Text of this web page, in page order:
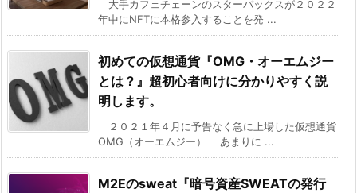
大手カフェチェーンのスターバックスが２０２２
年中にNFTに本格参入することを発 ...
初めての仮想通貨『OMG・オーエムジー
とは？』超初心者向けに分かりやすく説
明します。
２０２１年４月に予告なく急に上場した仮想通貨
OMG（オーエムジー） あまりに ...
M2Eのsweat『暗号資産SWEATの発行